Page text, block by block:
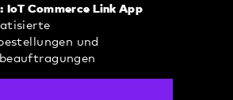
IoT Commerce Link App
und